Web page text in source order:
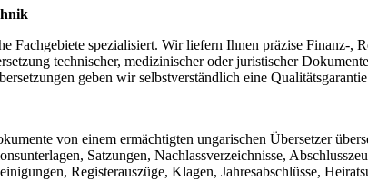
Fachgebiete spezialisiert. Wir liefern Ihnen präzise Finanz-,
technischer, medizinischer oder juristischer
geben wir selbstverständlich eine
von einem ermächtigten ungarischen Übersetzer
Satzungen, Nachlassverzeichnisse,
Registerauszüge, Klagen, Jahresabschlüsse,